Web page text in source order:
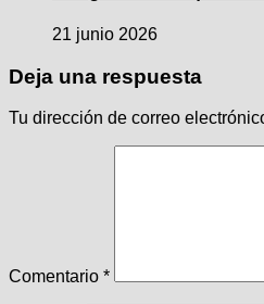
21 junio 2026
Deja una respuesta
Tu dirección de correo
Comentario *